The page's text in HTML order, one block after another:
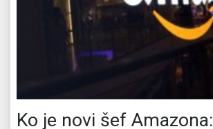
Ko je novi šef Amazona: